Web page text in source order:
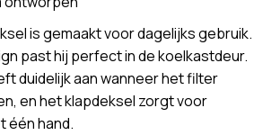
is gemaakt voor dagelijks gebruik.
past hij perfect in de koelkastdeur.
duidelijk aan wanneer het filter
en het klapdeksel zorgt voor
één hand.